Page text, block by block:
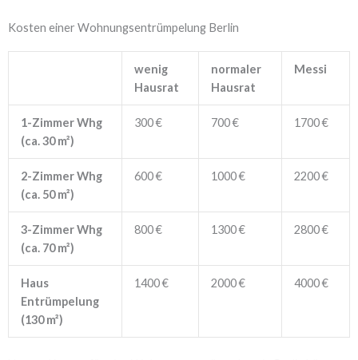
Kosten einer Wohnungsentrümpelung Berlin
wenig
Hausrat
normaler
Hausrat
Messi
1-Zimmer Whg
(ca. 30 m²)
300 € 700 € 1700 €
2-Zimmer Whg
(ca. 50 m²)
600 € 1000 € 2200 €
3-Zimmer Whg
(ca. 70 m²)
800 € 1300 € 2800 €
Haus
Entrümpelung
(130 m²)
1400 € 2000 € 4000 €